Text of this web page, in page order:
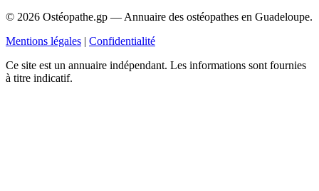
© 2026 Ostéopathe.gp — Annuaire des ostéopathes en Guadeloupe.
Mentions légales | Confidentialité
Ce site est un annuaire indépendant. Les informations sont fournies
à titre indicatif.